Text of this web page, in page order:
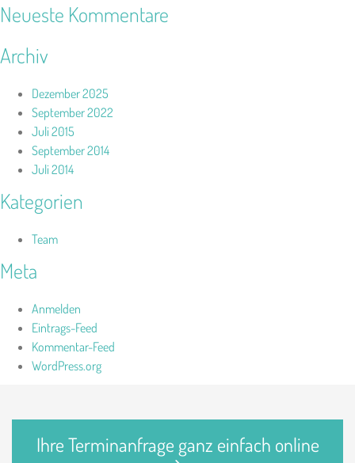
Neueste Kommentare
Archiv
Dezember 2025
September 2022
Juli 2015
September 2014
Juli 2014
Kategorien
Team
Meta
Anmelden
Eintrags-Feed
Kommentar-Feed
WordPress.org
Ihre Terminanfrage ganz einfach online